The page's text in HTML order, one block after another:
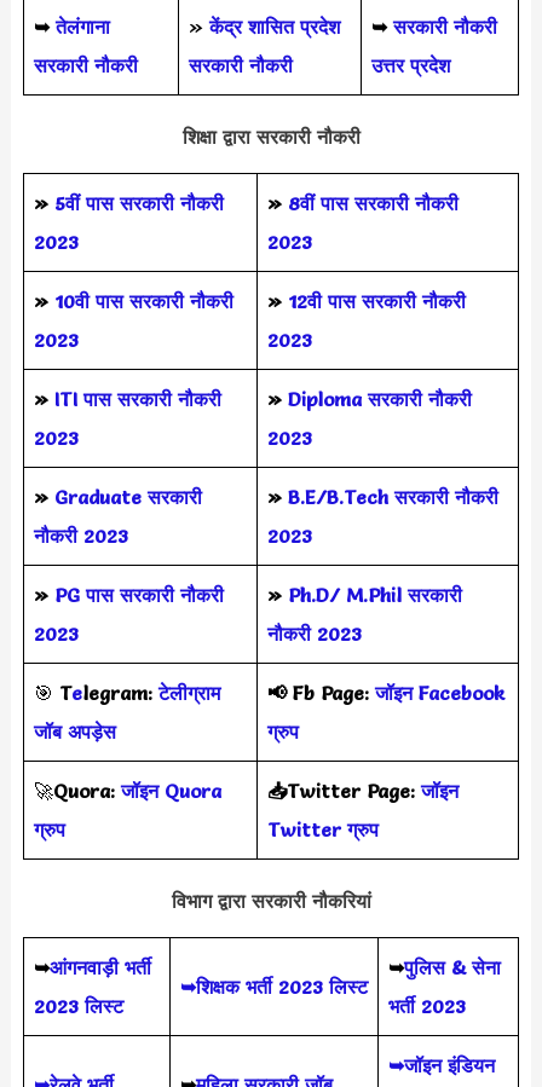
➥तेलंगाना
सरकारी नौकरी
»केंद्र शासित प्रदेश
सरकारी नौकरी
➥ सरकारी नौकरी
उत्तर प्रदेश
शिक्षा द्वारा सरकारी नौकरी
» 5वीं पास सरकारी नौकरी
2023
» 8वीं पास सरकारी नौकरी
2023
» 10वी पास सरकारी नौकरी
2023
» 12वी पास सरकारी नौकरी
2023
» ITI पास सरकारी नौकरी
2023
» Diploma सरकारी नौकरी
2023
» Graduate सरकारी
नौकरी 2023
» B.E/B.Tech सरकारी नौकरी
2023
» PG पास सरकारी नौकरी
2023
» Ph.D/ M.Phil सरकारी
नौकरी 2023
🎯 Telegram: टेलीग्राम
जॉब अपड़ेस
📢 Fb Page:जॉइन Facebook
ग्रुप
🚀Quora:जॉइन Quora
ग्रुप
📥Twitter Page:जॉइन
Twitter ग्रुप
विभाग द्वारा सरकारी नौकरियां
➥आंगनवाड़ी भर्ती
2023 लिस्ट
➥शिक्षक भर्ती 2023 लिस्ट
➥पुलिस & सेना
भर्ती 2023
➥जॉइन इंडियन